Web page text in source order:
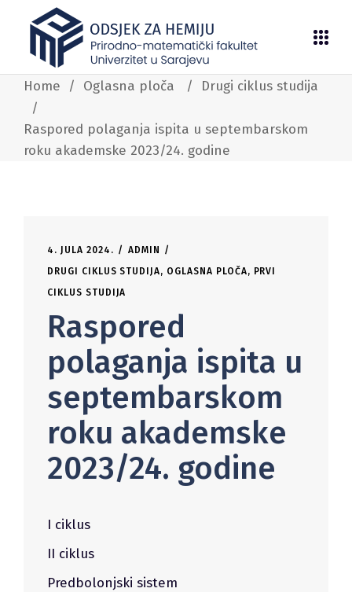
Home / Oglasna ploča / Drugi ciklus studija
/
Raspored polaganja ispita u septembarskom
roku akademske 2023/24. godine
4. JULA 2024.
ADMIN
DRUGI CIKLUS STUDIJA, OGLASNA PLOČA, PRVI
CIKLUS STUDIJA
Raspored
polaganja ispita u
septembarskom
roku akademske
2023/24. godine
I ciklus
II ciklus
Predbolonjski sistem